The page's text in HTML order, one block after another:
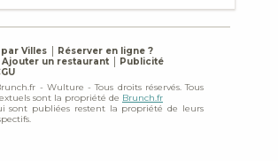
Villes
Réserver en ligne ?
Ajouter un restaurant
Publicité
- Wulture - Tous droits réservés. Tous
sont la propriété de Brunch.fr
sont publiées restent la propriété de leurs